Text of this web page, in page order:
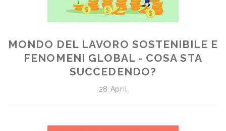
MONDO DEL LAVORO SOSTENIBILE E
FENOMENI GLOBAL - COSA STA
SUCCEDENDO?
28 April